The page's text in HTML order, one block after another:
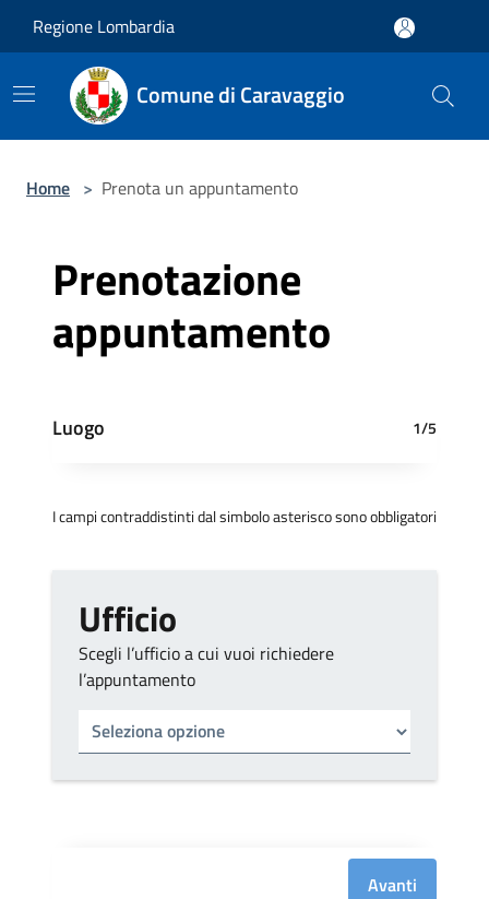
Regione Lombardia
Comune di Caravaggio
Home > Prenota un appuntamento
Prenotazione
appuntamento
Luogo 1/5
I campi contraddistinti dal simbolo asterisco sono obbligatori
Ufficio
Scegli l’ufficio a cui vuoi richiedere
l’appuntamento
Tipo di ufficio
Avanti